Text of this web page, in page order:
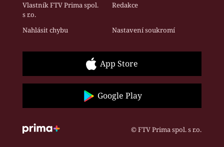
Vlastník FTV Prima spol.
s r.o.
Redakce
Nahlásit chybu Nastavení soukromí
App Store
Google Play
© FTV Prima spol. s r.o.